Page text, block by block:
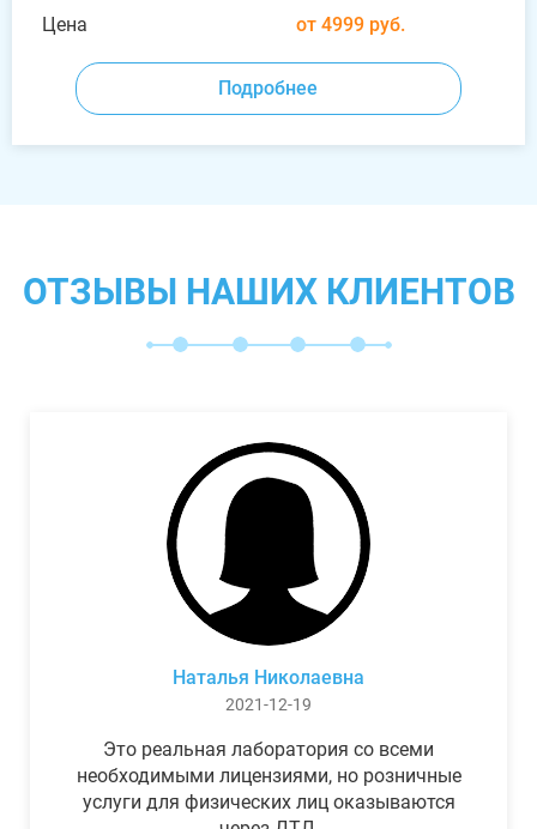
Цена
от 4999 руб.
Подробнее
ОТЗЫВЫ НАШИХ КЛИЕНТОВ
Наталья Николаевна
2021-12-19
Это реальная лаборатория со всеми
необходимыми лицензиями, но розничные
услуги для физических лиц оказываются